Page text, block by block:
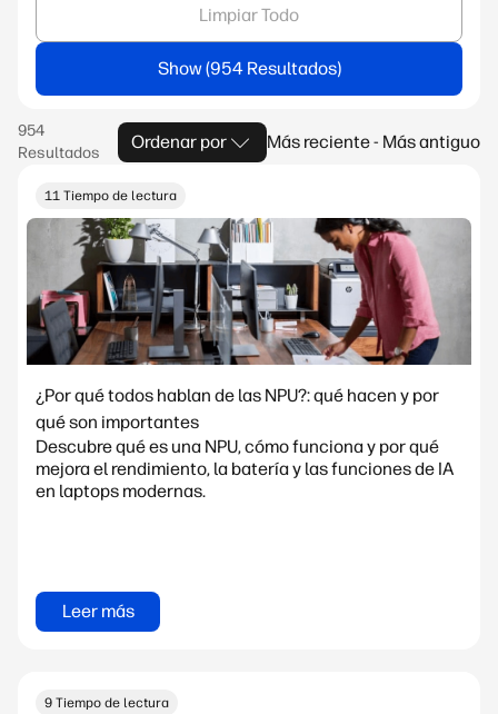
Limpiar Todo
Show
Ordenar por Más reciente - Más antiguo
11 Tiempo de lectura
¿Por qué todos hablan de las NPU?: qué hacen y por
qué son importantes
Descubre qué es una NPU, cómo funciona y por qué
mejora el rendimiento, la batería y las funciones de IA
en laptops modernas.
Leer más
9 Tiempo de lectura